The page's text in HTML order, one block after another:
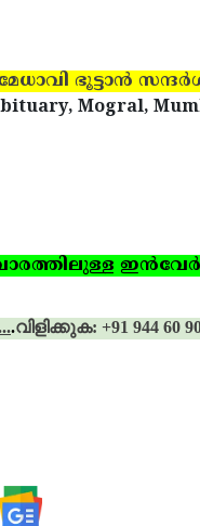
ഭൂട്ടാന്‍
Mogral,
.വിളിക്കുക: +91 944 60